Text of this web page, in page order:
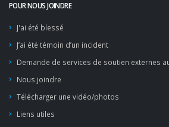
POUR NOUS JOINDRE
J'ai été blessé
J’ai été témoin d’un incident
Demande de services de soutien externes
Nous joindre
Télécharger une vidéo/photos
Liens utiles